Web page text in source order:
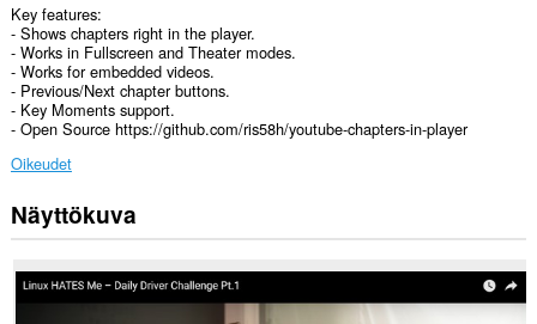
Key features:
- Shows chapters right in the player.
- Works in Fullscreen and Theater modes.
- Works for embedded videos.
- Previous/Next chapter buttons.
- Key Moments support.
- Open Source https://github.com/ris58h/youtube-chapters-in-player
Oikeudet
Laajennuksella
on
tietoihisi
joissakin
verkkosivustoissa.
Näyttökuva